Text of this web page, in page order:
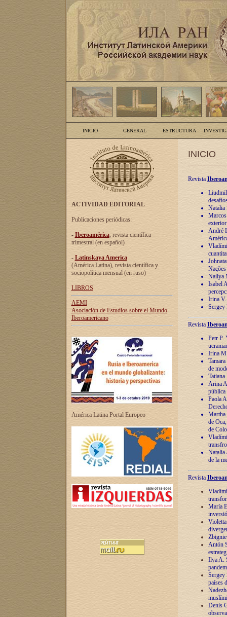
INICIO GENERAL ESTRUCTURA
ACTIVIDAD EDITORIAL
Publicaciones periódicas:
- Iberoamérica, revista científica
trimestral (en español)
- Latinskaya America
(América Latina), revista científica y
sociopolítica mensual (en ruso)
LIBROS
AEMI
Asociación de Estudios sobre el Mundo
Iberoamericano
América Latina Portal Europeo
INICIO
Revista
Natalia
André
Nailya
Isabel
Irina V.
Sergey
Revista
Petr P.
Irina
de
Arina
pública
Paola
Martha
de
de
Natalia
de la
Revista
María
Antón
Ilya A.
Sergey
países
Denis